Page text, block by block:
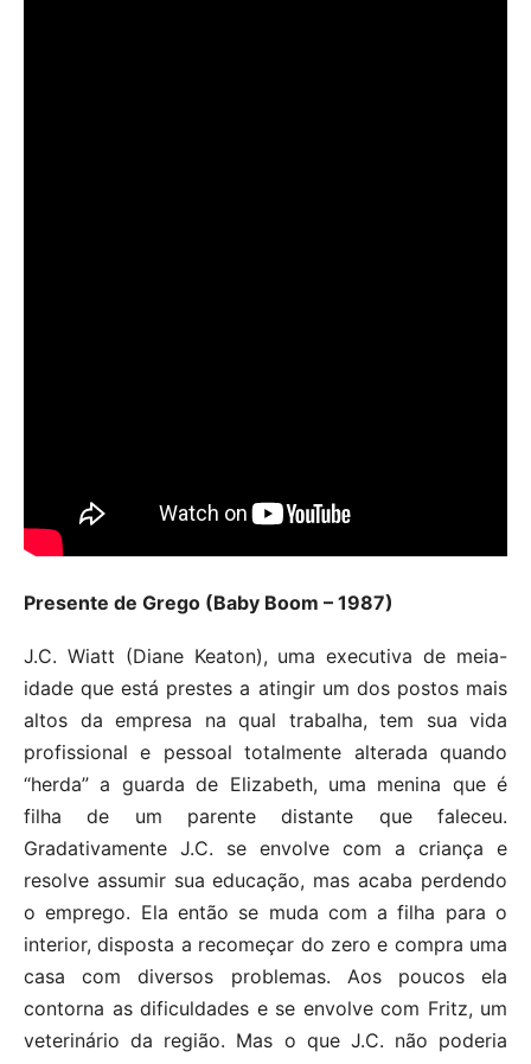
Presente de Grego (Baby Boom – 1987)
J.C. Wiatt (Diane Keaton), uma executiva de meia-
idade que está prestes a atingir um dos postos mais
altos da empresa na qual trabalha, tem sua vida
profissional e pessoal totalmente alterada quando
“herda” a guarda de Elizabeth, uma menina que é
filha de um parente distante que faleceu.
Gradativamente J.C. se envolve com a criança e
resolve assumir sua educação, mas acaba perdendo
o emprego. Ela então se muda com a filha para o
interior, disposta a recomeçar do zero e compra uma
casa com diversos problemas. Aos poucos ela
contorna as dificuldades e se envolve com Fritz, um
veterinário da região. Mas o que J.C. não poderia